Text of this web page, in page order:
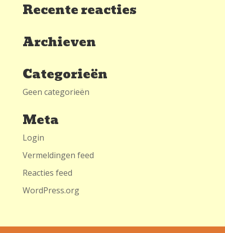
Recente reacties
Archieven
Categorieën
Geen categorieën
Meta
Login
Vermeldingen feed
Reacties feed
WordPress.org